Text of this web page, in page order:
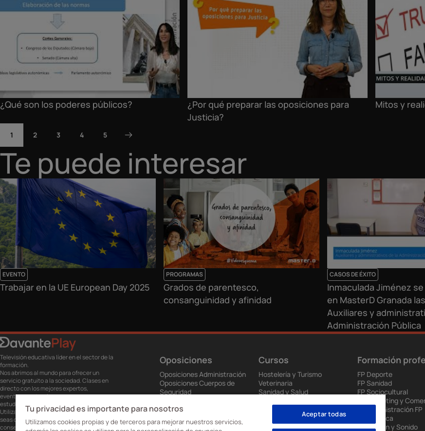
¿Qué son los poderes públicos?
¿Por qué preparar las oposiciones para
Justicia?
Mitos y
1 2 3 4 5
Te puede interesar
EVENTO
Trabajar en la UE European Day 2025
PROGRAMAS
Grados de parentesco,
consanguinidad y afinidad
CASOS DE ÉXITO
Inmaculada Jiménez
en MasterD Granada
Auxiliares y
Administración Pública
Televisión educativa líder en el sector de la
formación.
Nos abrimos al mundo para ofrecer un
servicio gratuito a la sociedad. Clases en
directo con los mejores expertos,
eventos, masterclass y recursos para
estudiantes…
Utiliza esta plataforma para tu formación ya
seas opositor o estés formándote para
conseguir o mejorar tu empleo.
Oposiciones
Oposiciones Administración
Oposiciones Cuerpos de
Seguridad
Oposiciones Servicios de Salud
Otras Oposiciones y
Titulaciones
Cursos
Hostelería y Turismo
Veterinaria
Sanidad y Salud
Interiores, Moda e Imagen
Ventas y Marketing
Formación
FP Deporte
FP Sanidad
FP Sociocultural
FP Marketing y
FP Administración FP
Informática
FP Imagen y Sonido
Tu privacidad es importante para nosotros
Utilizamos cookies propias y de terceros para mejorar nuestros servicios,
Aceptar todas